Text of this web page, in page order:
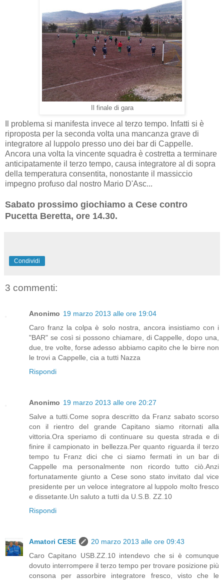
Il finale di gara
Il problema si manifesta invece al terzo tempo. Infatti si è
riproposta per la seconda volta una mancanza grave di
integratore al luppolo presso uno dei bar di Cappelle.
Ancora una volta la vincente squadra è costretta a terminare
anticipatamente il terzo tempo, causa integratore al di sopra
della temperatura consentita, nonostante il massiccio
impegno profuso dal nostro Mario D'Asc...
Sabato prossimo giochiamo a Cese contro
Pucetta Beretta, ore 14.30.
Condividi
3 commenti:
Anonimo 19 marzo 2013 alle ore 19:04
Caro franz la colpa è solo nostra, ancora insistiamo con i
"BAR" se così si possono chiamare, di Cappelle, dopo una,
due, tre volte, forse adesso abbiamo capito che le birre non
le trovi a Cappelle, cia a tutti Nazza
Rispondi
Anonimo 19 marzo 2013 alle ore 20:27
Salve a tutti.Come sopra descritto da Franz sabato scorso
con il rientro del grande Capitano siamo ritornati alla
vittoria.Ora speriamo di continuare su questa strada e di
finire il campionato in bellezza.Per quanto riguarda il terzo
tempo tu Franz dici che ci siamo fermati in un bar di
Cappelle ma personalmente non ricordo tutto ciò.Anzi
fortunatamente giunto a Cese sono stato invitato dal vice
presidente per un veloce integratore al luppolo molto fresco
e dissetante.Un saluto a tutti da U.S.B. ZZ.10
Rispondi
Amatori CESE
20 marzo 2013 alle ore 09:43
Caro Capitano USB.ZZ.10 intendevo che si è comunque
dovuto interrompere il terzo tempo per trovare posizione più
consona per assorbire integratore fresco, visto che le